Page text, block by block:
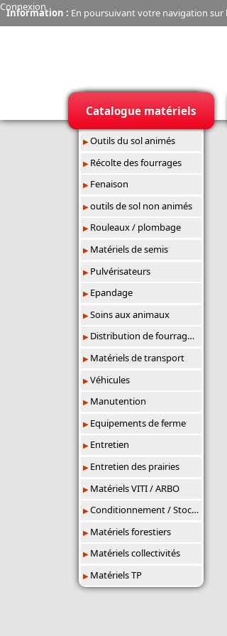
Information : En poursuivant votre navigation sur
Connexion
Catalogue matériels
Outils du sol animés
Récolte des fourrages
Fenaison
outils de sol non animés
Rouleaux / plombage
Matériels de semis
Pulvérisateurs
Epandage
Soins aux animaux
Distribution de fourrages/paillage
Matériels de transport
Véhicules
Manutention
Equipements de ferme
Entretien
Entretien des prairies
Matériels VITI / ARBO
Conditionnement / Stockage
Matériels forestiers
Matériels collectivités
Matériels TP